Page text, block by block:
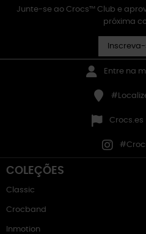
Junte-se ao Crocs™ Club e
próxima
Entre na
Crocs.es
COLEÇÕES
Classic
Crocband
Inmotion